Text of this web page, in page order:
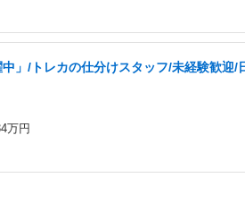
中」/トレカの仕分けスタッフ/未経験歓迎
万円